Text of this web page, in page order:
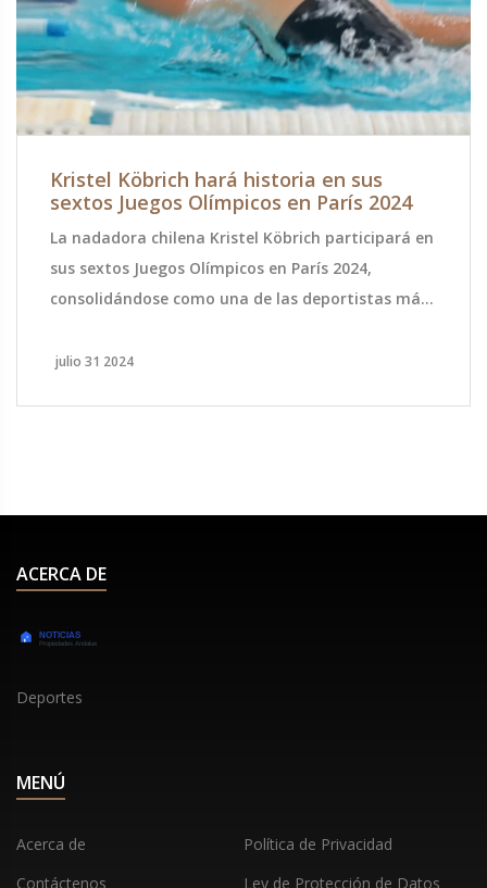
Kristel Köbrich hará historia en sus
sextos Juegos Olímpicos en París 2024
La nadadora chilena Kristel Köbrich participará en
sus sextos Juegos Olímpicos en París 2024,
consolidándose como una de las deportistas más
que abarca desde Atenas 2004 hasta Tokio 2020,
julio 31 2024
ACERCA DE
Deportes
MENÚ
Acerca de
Política de Privacidad
Contáctenos
Ley de Protección de Datos